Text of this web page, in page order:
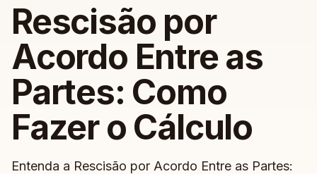
Rescisão por
Acordo Entre as
Partes: Como
Fazer o Cálculo
Entenda a Rescisão por Acordo Entre as Partes: